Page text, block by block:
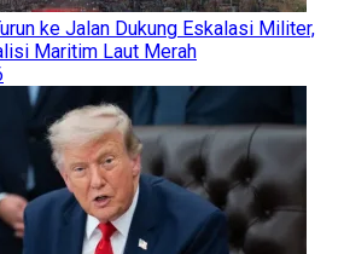
ke Jalan Dukung Eskalasi Militer,
Maritim Laut Merah